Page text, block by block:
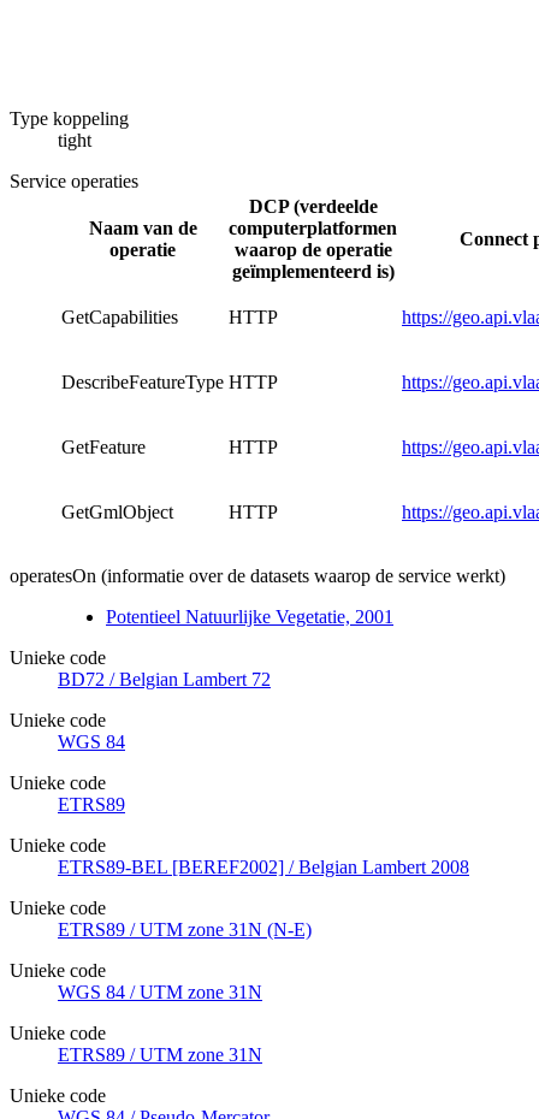
Type koppeling
tight
Service operaties
Naam van de
operatie
DCP (verdeelde
computerplatformen
waarop de operatie
geïmplementeerd is)
Connect
GetCapabilities HTTP https://
DescribeFeatureType HTTP https://
GetFeature HTTP https://
GetGmlObject HTTP https://
operatesOn (informatie over de datasets waarop de service werkt)
Potentieel Natuurlijke Vegetatie, 2001
Unieke code
BD72 / Belgian Lambert 72
Unieke code
WGS 84
Unieke code
ETRS89
Unieke code
ETRS89-BEL [BEREF2002] / Belgian Lambert 2008
Unieke code
ETRS89 / UTM zone 31N (N-E)
Unieke code
WGS 84 / UTM zone 31N
Unieke code
ETRS89 / UTM zone 31N
Unieke code